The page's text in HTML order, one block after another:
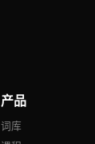
产品
词库